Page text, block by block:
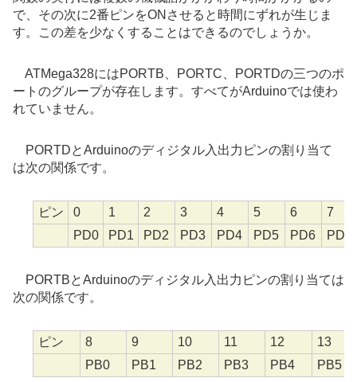
で、その次に2番ピンをONさせると時間にずれが生じま
す。この差を少なくすることはできるのでしょうか。
ATMega328にはPORTB、PORTC、PORTDの三つのポ
ートのグループが存在します。すべてがArduinoでは使わ
れていません。
PORTDとArduinoのディジタル入出力ピンの割り当て
は次の関係です。
ピン 0 1 2 3 4 5 6
7
PD0
PD1 PD2 PD3 PD4 PD5 PD6 PD7
PORTBとArduinoのディジタル入出力ピンの割り当ては
次の関係です。
ピン 8 9 10 11 12
13
PB0
PB1 PB2 PB3 PB4 PB5